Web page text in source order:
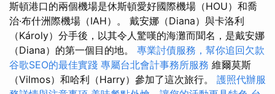
斯頓港口的兩個機場是休斯頓愛好國際機場（HOU）和喬
治·布什洲際機場（IAH）。 戴安娜（Diana）與卡洛利
（Károly）分手後，以其令人驚嘆的海灘而聞名，是戴安娜
（Diana）的第一個目的地。 專業討債服務，幫你追回欠款
谷歌SEO的最佳實踐 專屬台北會計事務所服務 維爾莫斯
（Vilmos）和哈利（Harry）參加了這次旅行。 護照代辦服